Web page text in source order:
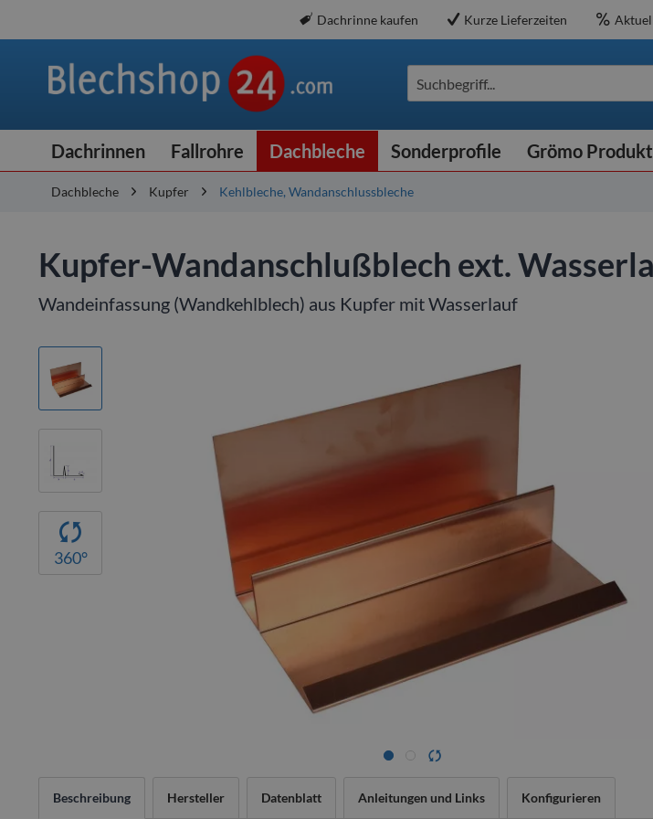
Dachrinne kaufen Kurze Lieferzeiten
Suchbegriff...
Dachrinnen Fallrohre Dachbleche Sonderprofile Grömo
Dachbleche Kupfer Kehlbleche, Wandanschlussbleche
Kupfer-Wandanschlußblech ext.
Wandeinfassung (Wandkehlblech) aus Kupfer mit Wasserlauf
360°
Beschreibung Hersteller Datenblatt Anleitungen und Links Konfigurieren